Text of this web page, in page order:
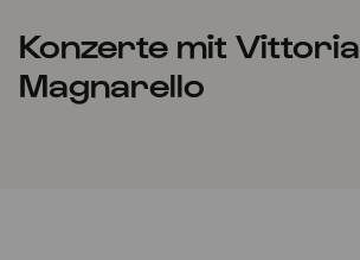
Konzerte mit Vittoria
Magnarello